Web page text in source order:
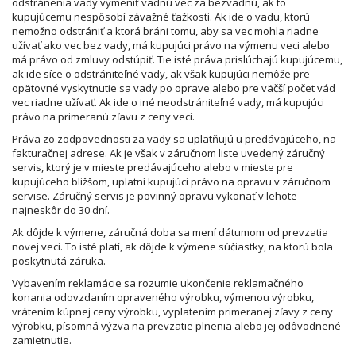
kupujúcemu nespôsobí závažné ťažkosti. Ak ide o vadu, ktorú
nemožno odstrániť a ktorá bráni tomu, aby sa vec mohla riadne
užívať ako vec bez vady, má kupujúci právo na výmenu veci alebo
má právo od zmluvy odstúpiť. Tie isté práva prislúchajú kupujúcemu,
ak ide síce o odstrániteľné vady, ak však kupujúci nemôže pre
opätovné vyskytnutie sa vady po oprave alebo pre väčší počet vád
vec riadne užívať. Ak ide o iné neodstrániteľné vady, má kupujúci
právo na primeranú zľavu z ceny veci.
Práva zo zodpovednosti za vady sa uplatňujú u predávajúceho, na
fakturačnej adrese. Ak je však v záručnom liste uvedený záručný
servis, ktorý je v mieste predávajúceho alebo v mieste pre
kupujúceho bližšom, uplatní kupujúci právo na opravu v záručnom
servise. Záručný servis je povinný opravu vykonať v lehote
najneskôr do 30 dní.
Ak dôjde k výmene, záručná doba sa mení dátumom od prevzatia
novej veci. To isté platí, ak dôjde k výmene súčiastky, na ktorú bola
poskytnutá záruka.
Vybavením reklamácie sa rozumie ukončenie reklamačného
konania odovzdaním opraveného výrobku, výmenou výrobku,
vrátením kúpnej ceny výrobku, vyplatením primeranej zľavy z ceny
výrobku, písomná výzva na prevzatie plnenia alebo jej odôvodnené
zamietnutie.